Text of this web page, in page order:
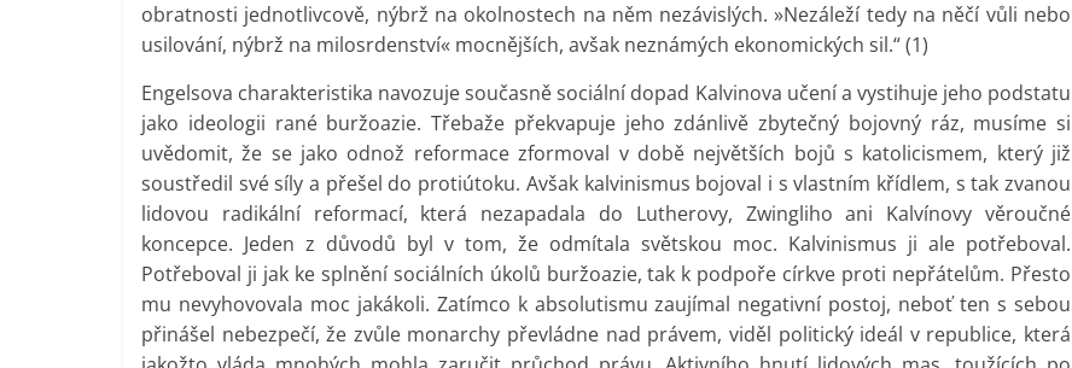
obratnosti jednotlivcově, nýbrž na okolnostech na něm nezávislých. »Nezáleží tedy na něčí vůli nebo
usilování, nýbrž na milosrdenství« mocnějších, avšak neznámých ekonomických sil.“ (1)
Engelsova charakteristika navozuje současně sociální dopad Kalvinova učení a vystihuje jeho podstatu
jako ideologii rané buržoazie. Třebaže překvapuje jeho zdánlivě zbytečný bojovný ráz, musíme si
uvědomit, že se jako odnož reformace zformoval v době největších bojů s katolicismem, který již
soustředil své síly a přešel do protiútoku. Avšak kalvinismus bojoval i s vlastním křídlem, s tak zvanou
lidovou radikální reformací, která nezapadala do Lutherovy, Zwingliho ani Kalvínovy věroučné
koncepce. Jeden z důvodů byl v tom, že odmítala světskou moc. Kalvinismus ji ale potřeboval.
Potřeboval ji jak ke splnění sociálních úkolů buržoazie, tak k podpoře církve proti nepřátelům. Přesto
mu nevyhovovala moc jakákoli. Zatímco k absolutismu zaujímal negativní postoj, neboť ten s sebou
přinášel nebezpečí, že zvůle monarchy převládne nad právem, viděl politický ideál v republice, která